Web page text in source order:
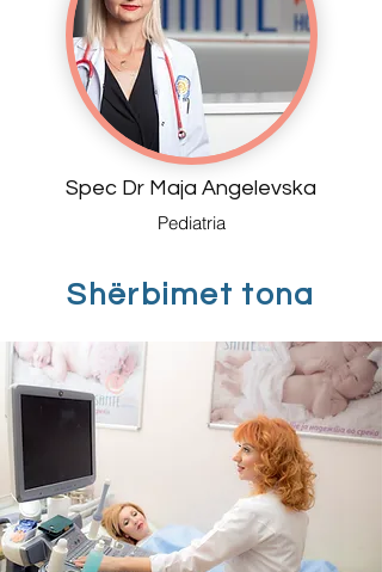
Spec Dr Maja Angelevska
Pediatria
Shërbimet tona